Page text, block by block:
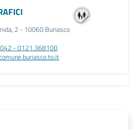
2 - 10060 Buriasco
- 0121.368100